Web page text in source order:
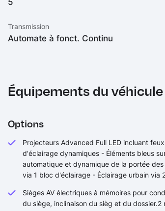
5
Transmission
Automate à fonct. Continu
Équipements du véhicule
Options
Projecteurs Advanced Full LED incluant
d'éclairage dynamiques - Éléments bleus
automatique et dynamique de la portée
via 1 bloc d'éclairage - Éclairage urbain via
Sièges AV électriques à mémoires pour
du siège, inclinaison du sièg et du